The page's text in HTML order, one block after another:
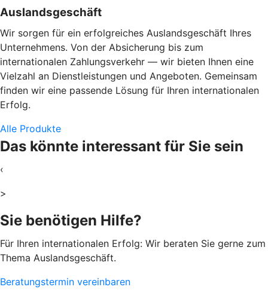
Auslandsgeschäft
Wir sorgen für ein erfolgreiches Auslandsgeschäft Ihres
Unternehmens. Von der Absicherung bis zum
internationalen Zahlungsverkehr — wir bieten Ihnen eine
Vielzahl an Dienstleistungen und Angeboten. Gemeinsam
finden wir eine passende Lösung für Ihren internationalen
Erfolg.
Alle Produkte
Das könnte interessant für Sie sein
‹
>
Sie benötigen Hilfe?
Für Ihren internationalen Erfolg: Wir beraten Sie gerne zum
Thema Auslandsgeschäft.
Beratungstermin vereinbaren